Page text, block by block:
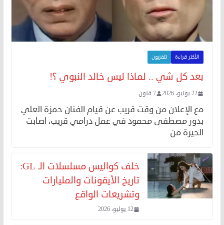
الأكثر قراءة تلفزيون
بعد كل شي .. لماذا ليس خالد النبوي ؟!
22 يوليو، 2026 7 فنون
مع الإعلان من وقت قريب عن قيام الفنان حمزة العلي
بدور مصطفى محمود في عمل درامي قريب، اصابت
الحيرة من
خلف كواليس مسلسلات الـ GL:
تاريخ الأيقونات والمليارات
وتشريعات الواقع
12 يوليو، 2026